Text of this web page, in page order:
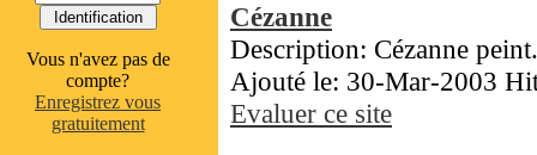
Vous n'avez pas de
compte?
Enregistrez vous
gratuitement
Cézanne
Description: Cézanne
Ajouté le: 30-Mar-2003
Evaluer ce site